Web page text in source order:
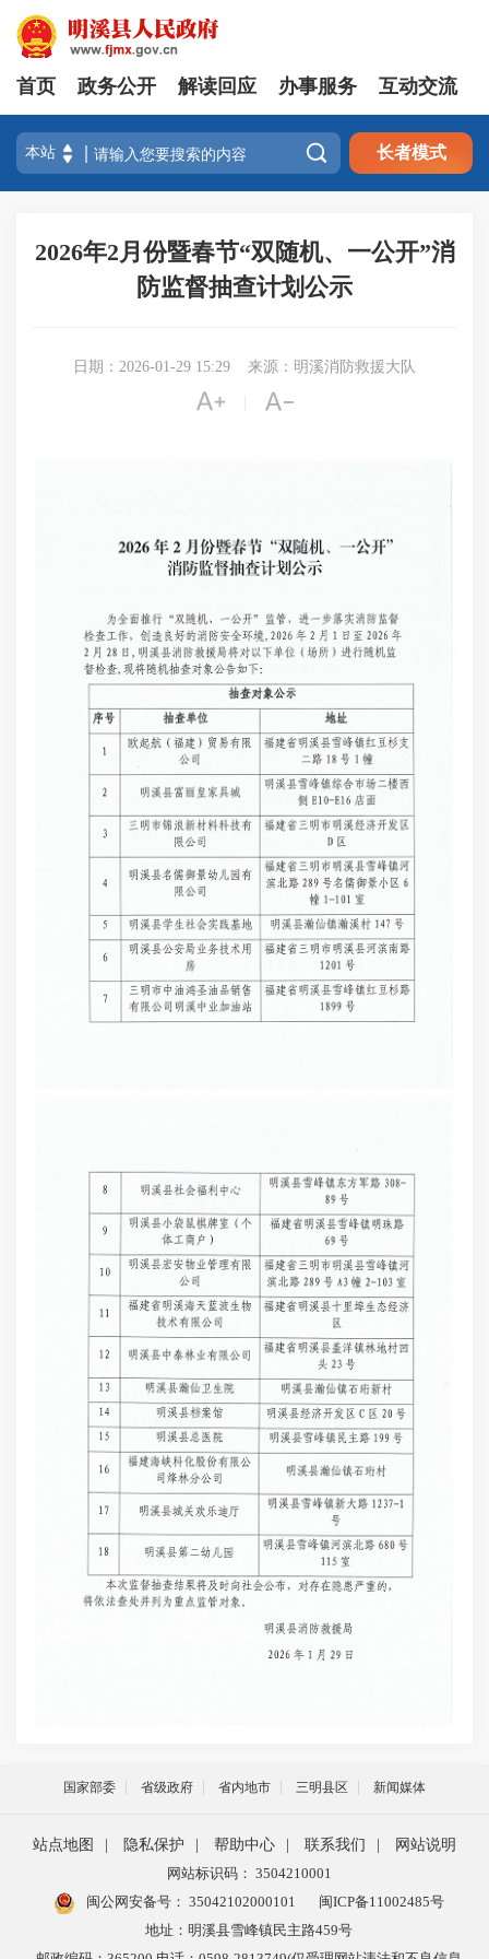
首页 政务公开 解读回应 办事服务 互动交流
 长者模式
2026年2月份暨春节“双随机、一公开”消
防监督抽查计划公示
日期：2026-01-29 15:29 来源：明溪消防救援大队
 
国家部委 省级政府 省内地市 三明县区 新闻媒体
站点地图 隐私保护 帮助中心 联系我们
网站说明
网站标识码： 3504210001
闽公网安备号： 35042102000101
闽ICP备11002485号
地址：明溪县雪峰镇民主路459号